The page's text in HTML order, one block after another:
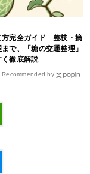
方完全ガイド 整枝・摘
で、「糖の交通整理」
く徹底解説
Recommended by